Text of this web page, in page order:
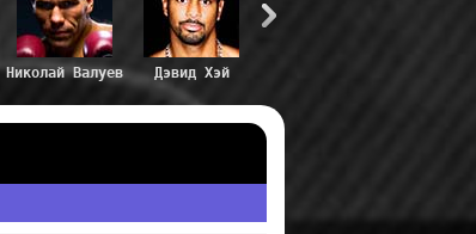
Николай Валуев Дэвид Хэй